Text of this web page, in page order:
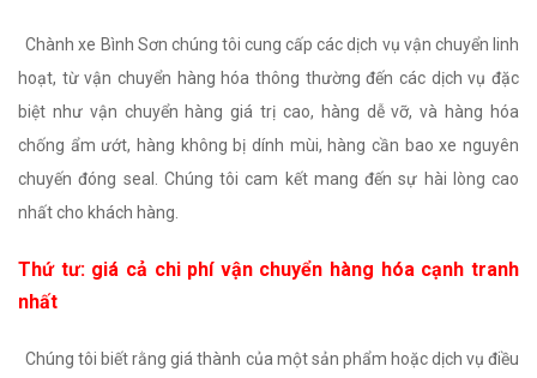
Chành xe Bình Sơn chúng tôi cung cấp các dịch vụ vận chuyển linh
hoạt, từ vận chuyển hàng hóa thông thường đến các dịch vụ đặc
biệt như vận chuyển hàng giá trị cao, hàng dễ vỡ, và hàng hóa
chống ẩm ướt, hàng không bị dính mùi, hàng cần bao xe nguyên
chuyến đóng seal. Chúng tôi cam kết mang đến sự hài lòng cao
nhất cho khách hàng.
Thứ tư: giá cả chi phí vận chuyển hàng hóa cạnh tranh
nhất
Chúng tôi biết rằng giá thành của một sản phẩm hoặc dịch vụ điều